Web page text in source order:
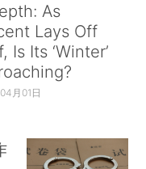
As
Lays Off
Is Its ‘Winter’
月01日